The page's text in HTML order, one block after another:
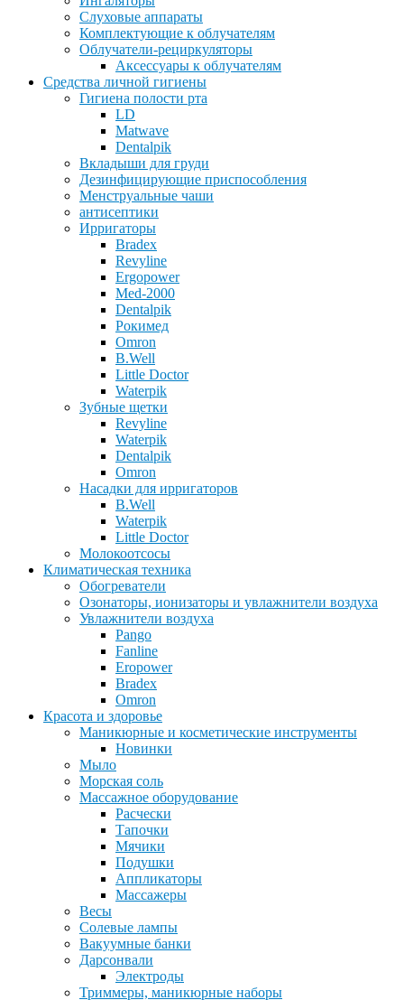
Слуховые аппараты
Комплектующие к облучателям
Облучатели-рециркуляторы
Аксессуары к облучателям
Средства личной гигиены
Гигиена полости рта
LD
Matwave
Dentalpik
Вкладыши для груди
Дезинфицирующие приспособления
Менструальные чаши
антисептики
Ирригаторы
Bradex
Revyline
Ergopower
Med-2000
Dentalpik
Рокимед
Omron
B.Well
Little Doctor
Waterpik
Зубные щетки
Revyline
Waterpik
Dentalpik
Omron
Насадки для ирригаторов
B.Well
Waterpik
Little Doctor
Молокоотсосы
Климатическая техника
Обогреватели
Озонаторы, ионизаторы и увлажнители воздуха
Увлажнители воздуха
Pango
Fanline
Eropower
Bradex
Omron
Красота и здоровье
Маникюрные и косметические инструменты
Новинки
Мыло
Морская соль
Массажное оборудование
Расчески
Тапочки
Мячики
Подушки
Аппликаторы
Массажеры
Весы
Солевые лампы
Вакуумные банки
Дарсонвали
Электроды
Триммеры, маникюрные наборы